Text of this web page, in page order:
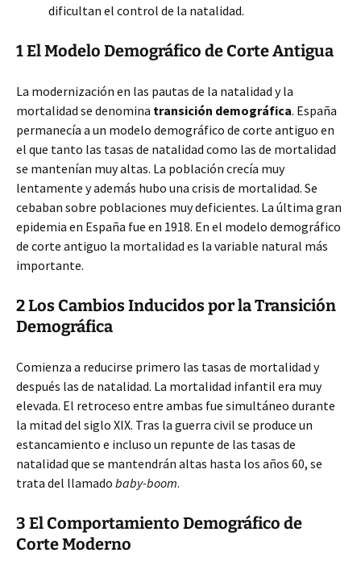
dificultan el control de la natalidad.
1 El Modelo Demográfico de Corte Antigua
La modernización en las pautas de la natalidad y la
mortalidad se denomina transición demográfica. España
permanecía a un modelo demográfico de corte antiguo en
el que tanto las tasas de natalidad como las de mortalidad
se mantenían muy altas. La población crecía muy
lentamente y además hubo una crisis de mortalidad. Se
cebaban sobre poblaciones muy deficientes. La última gran
epidemia en España fue en 1918. En el modelo demográfico
de corte antiguo la mortalidad es la variable natural más
importante.
2 Los Cambios Inducidos por la Transición
Demográfica
Comienza a reducirse primero las tasas de mortalidad y
después las de natalidad. La mortalidad infantil era muy
elevada. El retroceso entre ambas fue simultáneo durante
la mitad del siglo XIX. Tras la guerra civil se produce un
estancamiento e incluso un repunte de las tasas de
natalidad que se mantendrán altas hasta los años 60, se
trata del llamado baby-boom.
3 El Comportamiento Demográfico de
Corte Moderno